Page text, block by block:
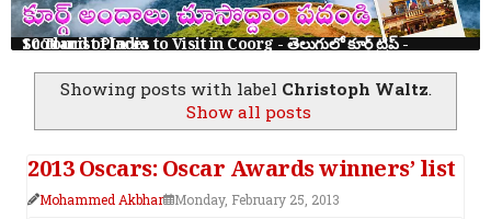
10 Tourist Places to Visit in Coorg - తెలుగులో కూర్గ్ ట్రిప్ - Scotland of India
Showing posts with label Christoph Waltz.
Show all posts
2013 Oscars: Oscar Awards winners’ list
Mohammed Akbhar Monday, February 25, 2013